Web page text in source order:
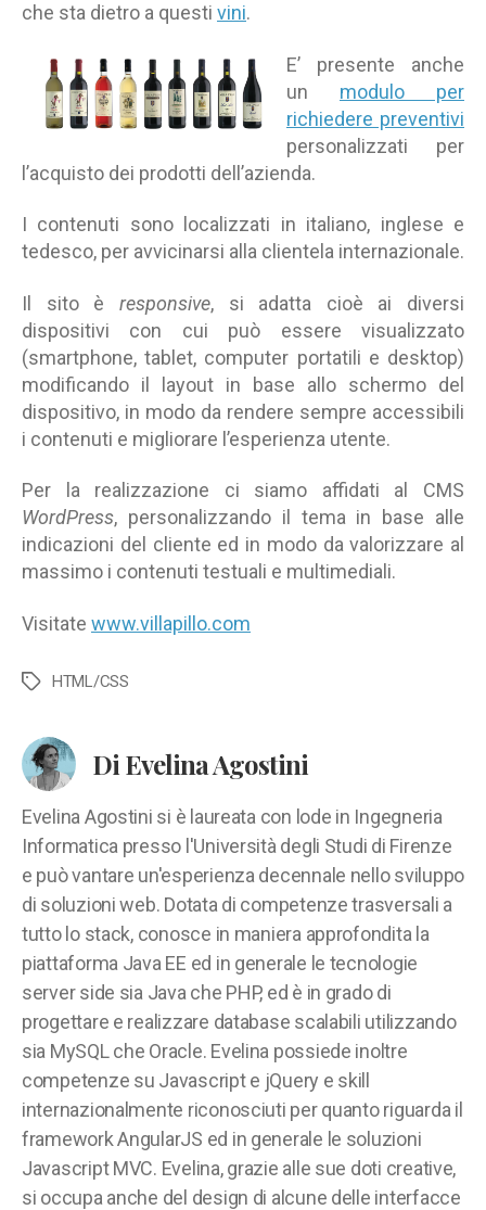
che sta dietro a questi vini.
E’ presente anche
un modulo per
richiedere preventivi
personalizzati per
l’acquisto dei prodotti dell’azienda.
I contenuti sono localizzati in italiano, inglese e
tedesco, per avvicinarsi alla clientela internazionale.
Il sito è responsive, si adatta cioè ai diversi
dispositivi con cui può essere visualizzato
(smartphone, tablet, computer portatili e desktop)
modificando il layout in base allo schermo del
dispositivo, in modo da rendere sempre accessibili
i contenuti e migliorare l’esperienza utente.
Per la realizzazione ci siamo affidati al CMS
WordPress, personalizzando il tema in base alle
indicazioni del cliente ed in modo da valorizzare al
massimo i contenuti testuali e multimediali.
Visitate www.villapillo.com
Tag HTML/CSS
Di Evelina Agostini
Evelina Agostini si è laureata con lode in Ingegneria
Informatica presso l'Università degli Studi di Firenze
e può vantare un'esperienza decennale nello sviluppo
di soluzioni web. Dotata di competenze trasversali a
tutto lo stack, conosce in maniera approfondita la
piattaforma Java EE ed in generale le tecnologie
server side sia Java che PHP, ed è in grado di
progettare e realizzare database scalabili utilizzando
sia MySQL che Oracle. Evelina possiede inoltre
competenze su Javascript e jQuery e skill
internazionalmente riconosciuti per quanto riguarda il
framework AngularJS ed in generale le soluzioni
Javascript MVC. Evelina, grazie alle sue doti creative,
si occupa anche del design di alcune delle interfacce